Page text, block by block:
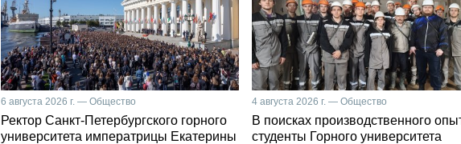
6 августа 2026 г. — Общество
Ректор Санкт-Петербургского горного
университета императрицы Екатерины
4 августа 2026 г. — Общество
В поисках производственного
студенты Горного университета